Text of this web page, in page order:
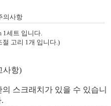
의사항
1세트 입니다.
절 고리 1개 입니다.)
사항)
스크래치가 있을 수 있습니